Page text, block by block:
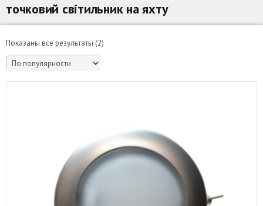
точковий світильник на яхту
Показаны все результаты (2)